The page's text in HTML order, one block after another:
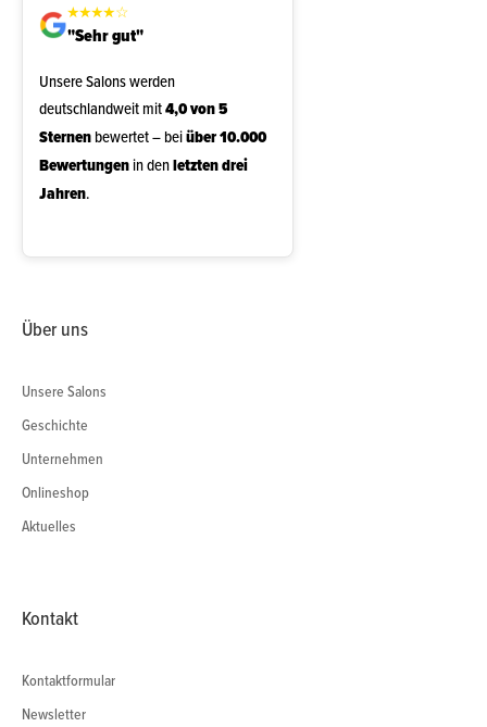
★★★★☆
"Sehr gut"
Unsere Salons werden
deutschlandweit mit4,0 von 5
Sternenbewertet – beiüber 10.000
Bewertungenin denletzten drei
Jahren.
Über uns
Unsere Salons
Geschichte
Unternehmen
Onlineshop
Aktuelles
Kontakt
Kontaktformular
Newsletter